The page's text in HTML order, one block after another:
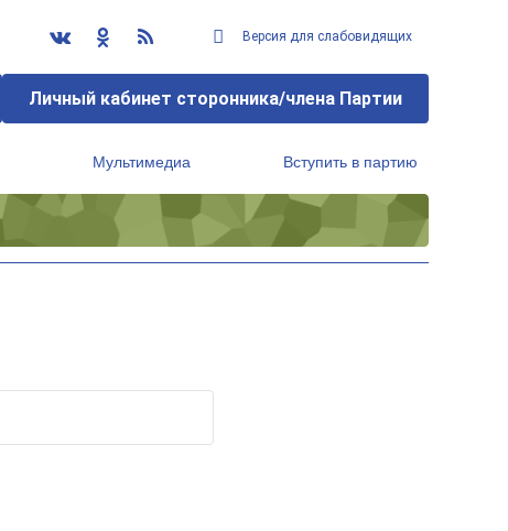
Версия для слабовидящих
Личный кабинет сторонника/члена Партии
Мультимедиа Вступить в партию